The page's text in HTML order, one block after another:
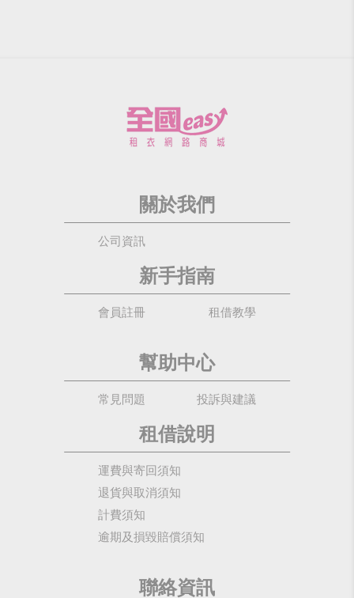
關於我們
公司資訊
新手指南
會員註冊 租借教學
幫助中心
常見問題 投訴與建議
租借說明
運費與寄回須知
退貨與取消須知
計費須知
逾期及損毀賠償須知
聯絡資訊